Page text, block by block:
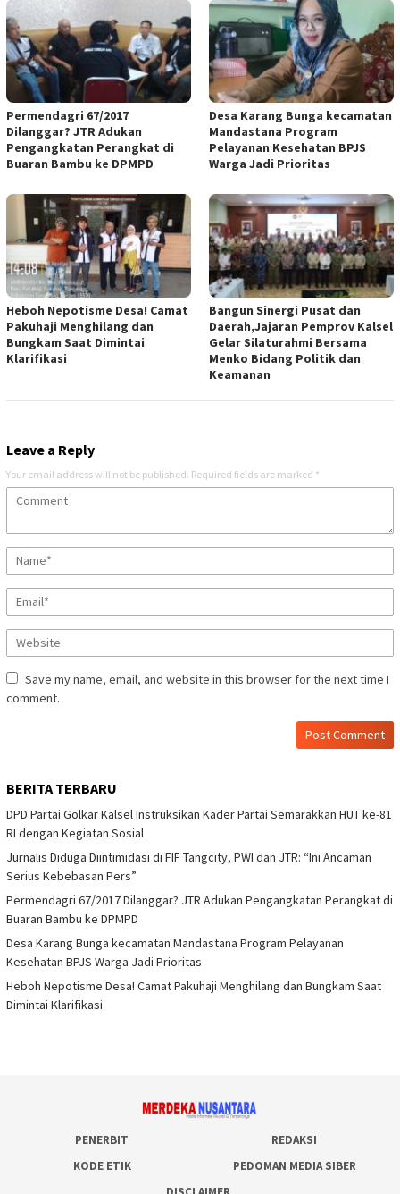
Permendagri 67/2017
Dilanggar? JTR Adukan
Pengangkatan Perangkat di
Buaran Bambu ke DPMPD
Desa Karang Bunga kecamatan
Mandastana Program
Pelayanan Kesehatan BPJS
Warga Jadi Prioritas
Heboh Nepotisme Desa! Camat
Pakuhaji Menghilang dan
Bungkam Saat Dimintai
Klarifikasi
Bangun Sinergi Pusat dan
Daerah,Jajaran Pemprov Kalsel
Gelar Silaturahmi Bersama
Menko Bidang Politik dan
Keamanan
Leave a Reply
Your email address will not be published. Required fields are marked *
Save my name, email, and website in this browser for the next time I
comment.
BERITA TERBARU
DPD Partai Golkar Kalsel Instruksikan Kader Partai Semarakkan HUT ke-81
RI dengan Kegiatan Sosial
Jurnalis Diduga Diintimidasi di FIF Tangcity, PWI dan JTR: “Ini Ancaman
Serius Kebebasan Pers”
Permendagri 67/2017 Dilanggar? JTR Adukan Pengangkatan Perangkat di
Buaran Bambu ke DPMPD
Desa Karang Bunga kecamatan Mandastana Program Pelayanan
Kesehatan BPJS Warga Jadi Prioritas
Heboh Nepotisme Desa! Camat Pakuhaji Menghilang dan Bungkam Saat
Dimintai Klarifikasi
PENERBIT
REDAKSI
KODE ETIK
PEDOMAN MEDIA SIBER